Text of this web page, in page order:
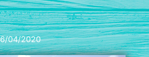
04/2020